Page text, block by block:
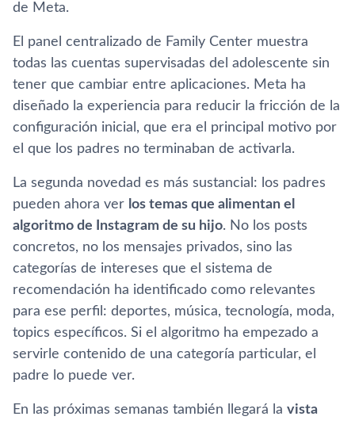
de Meta.
El panel centralizado de Family Center muestra
todas las cuentas supervisadas del adolescente sin
tener que cambiar entre aplicaciones. Meta ha
diseñado la experiencia para reducir la fricción de la
configuración inicial, que era el principal motivo por
el que los padres no terminaban de activarla.
La segunda novedad es más sustancial: los padres
pueden ahora ver los temas que alimentan el
algoritmo de Instagram de su hijo. No los posts
concretos, no los mensajes privados, sino las
categorías de intereses que el sistema de
recomendación ha identificado como relevantes
para ese perfil: deportes, música, tecnología, moda,
topics específicos. Si el algoritmo ha empezado a
servirle contenido de una categoría particular, el
padre lo puede ver.
En las próximas semanas también llegará la vista